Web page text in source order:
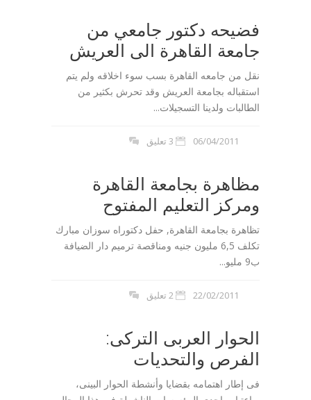
فضيحه دكتور جامعي من
جامعة القاهرة الى العريش
نقل من جامعه القاهرة بسب سوء اخلاقه ولم يتم
استقباله بجامعة العريش وقد تحرش بكثير من
الطالبات ولدينا التسجيلات...
06/04/2011 3 تعليق
مظاهرة بجامعة القاهرة
ومركز التعليم المفتوح
تظاهرة بجامعة القاهرة, حفل دكتوراه سوزان مبارك
تكلف 6,5 مليون جنيه ومناقصة ترميم دار الضيافة
ب9 مليو...
22/02/2011 2 تعليق
الحوار العربى التركى:
الفرص والتحديات
فى إطار اهتمامه بقضايا وأنشطة الحوار البينى،